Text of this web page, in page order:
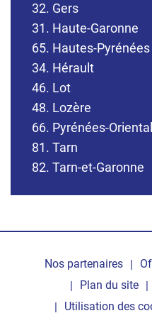
32. Gers
31. Haute-Garonne
65. Hautes-Pyrénées
34. Hérault
46. Lot
48. Lozère
66. Pyrénées-
81. Tarn
82. Tarn-et-Garonne
de
page
Nos partenaires
Plan du site
Utilisation des